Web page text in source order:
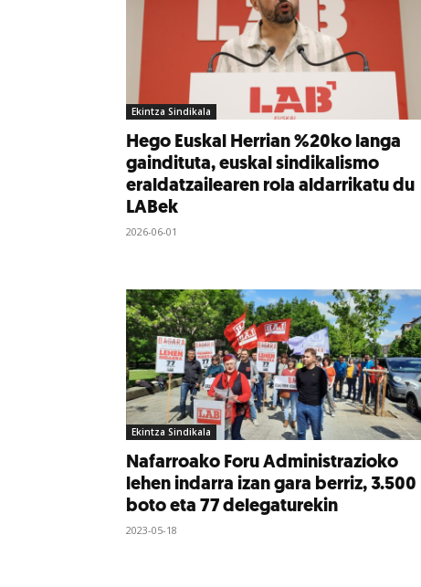
Ekintza Sindikala
Hego Euskal Herrian %20ko langa
gaindituta, euskal sindikalismo
eraldatzailearen rola aldarrikatu du
LABek
2026-06-01
Ekintza Sindikala
Nafarroako Foru Administrazioko
lehen indarra izan gara berriz, 3.500
boto eta 77 delegaturekin
2023-05-18